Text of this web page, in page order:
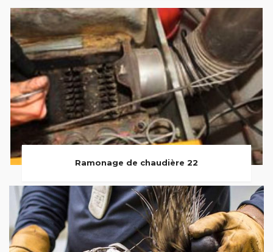
Ramonage de chaudière 22